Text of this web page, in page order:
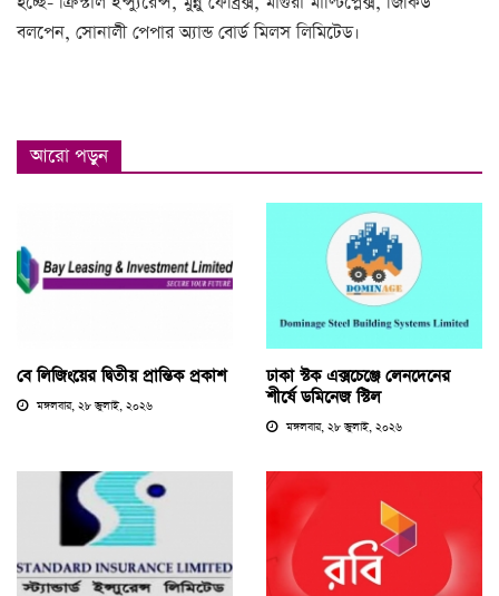
বলপেন, সোনালী পেপার অ্যান্ড বোর্ড মিলস লিমিটেড।
আরো পড়ুন
বে লিজিংয়ের দ্বিতীয় প্রান্তিক প্রকাশ
মঙ্গলবার, ২৮ জুলাই, ২০২৬
ঢাকা স্টক এক্সচেঞ্জে লেনদেনের
শীর্ষে ডমিনেজ স্টিল
মঙ্গলবার, ২৮ জুলাই, ২০২৬